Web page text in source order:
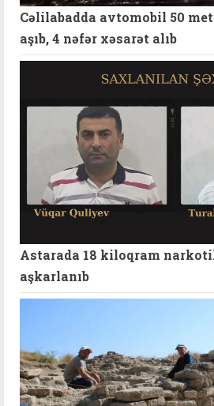
Cəlilabadda avtomobil 50
aşıb, 4 nəfər xəsarət alıb
Astarada 18 kiloqram
aşkarlanıb